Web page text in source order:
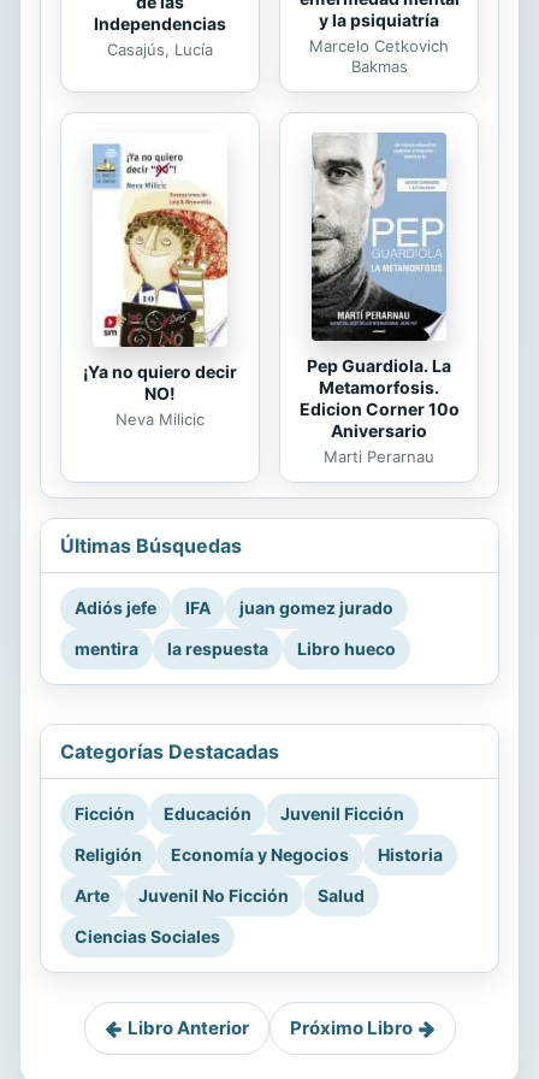
Independencias
Casajús, Lucía
y la psiquiatría
Marcelo Cetkovich
Bakmas
¡Ya no quiero decir
NO!
Neva Milicic
Pep Guardiola. La
Metamorfosis.
Edicion Corner 10o
Aniversario
Marti Perarnau
Últimas Búsquedas
Adiós jefe IFA
juan gomez jurado
mentira
la respuesta Libro hueco
Categorías Destacadas
Ficción Educación
Juvenil Ficción
Religión
Economía y Negocios
Historia
Arte
Juvenil No Ficción
Salud
Ciencias Sociales
Libro Anterior Próximo Libro